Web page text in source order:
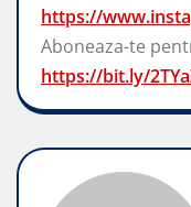
https://
Aboneaza-te
https://bit.ly/